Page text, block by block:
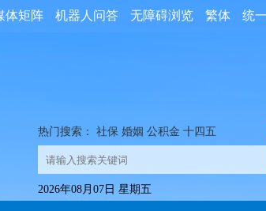
统
繁体
无障碍浏览
机器人问答
体矩阵
热门搜索： 社保 婚姻 公积金 十四五
2026年08月07日 星期五